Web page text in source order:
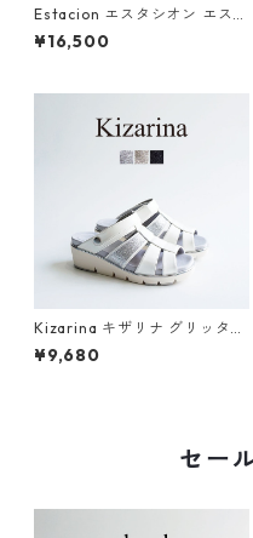
Estacion エスタシオン エスニ
ック調フラワーカット本革ス
トラップサンダル 2522-5
¥16,500
Kizarina キザリナ グリッター
モチーフ2WAY厚底グルカサン
ダル KZ675
¥9,680
セー